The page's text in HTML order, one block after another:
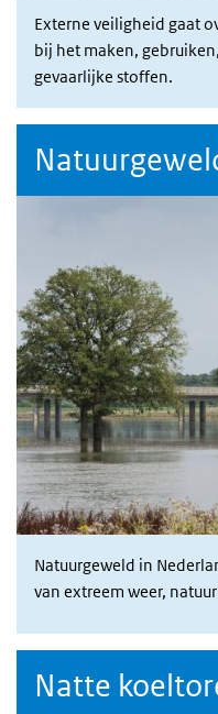
Externe veiligheid gaat
bij het maken,
gevaarlijke stoffen.
Natuurgeweld in
van extreem weer,
Natte